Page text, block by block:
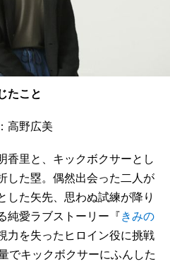
たこと
高野広美
香里と、キックボクサーとし
した塁。偶然出会った二人が
した矢先、思わぬ試練が降り
純愛ラブストーリー『きみの
力を失ったヒロイン役に挑戦
でキックボクサーにふんした